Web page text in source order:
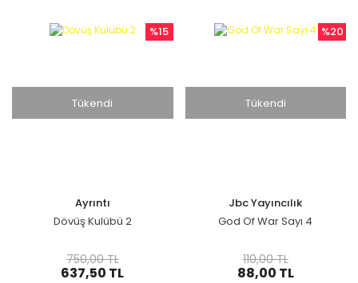
%15
Tükendi
Ayrıntı
Dövüş Kulübü 2
637,50 TL
750,00 TL
%20
Tükendi
Jbc Yayıncılık
God Of War Sayı 4
88,00 TL
110,00 TL